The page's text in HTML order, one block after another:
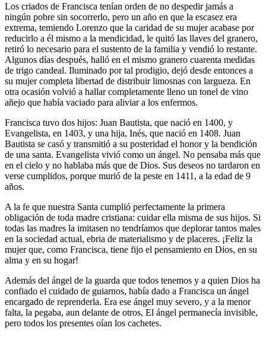
Los criados de Francisca tenían orden de no despedir jamás a
ningún pobre sin socorrerlo, pero un año en que la escasez era
extrema, temiendo Lorenzo que la caridad de su mujer acabase por
reducirlo a él mismo a la mendicidad, le quitó las llaves del granero,
retiró lo necesario para el sustento de la familia y vendió lo restante.
Algunos días después, halló en el mismo granero cuarenta medidas
de trigo candeal. Iluminado por tal prodigio, dejó desde entonces a
su mujer completa libertad de distribuir limosnas con largueza. En
otra ocasión volvió a hallar completamente lleno un tonel de vino
añejo que había vaciado para aliviar a los enfermos.
Francisca tuvo dos hijos: Juan Bautista, que nació en 1400, y
Evangelista, en 1403, y una hija, Inés, que nació en 1408. Juan
Bautista se casó y transmitió a su posteridad el honor y la bendición
de una santa. Evan­gelista vivió como un ángel. No pensaba más que
en el cielo y no hablaba más que de Dios. Sus deseos no tardaron en
verse cumplidos, porque murió de la peste en 1411, a la edad de 9
años.
A la fe que nuestra Santa cumplió perfectamente la primera
obligación de toda madre cristiana: cuidar ella misma de sus hijos. Si
todas las madres la imitasen no tendríamos que deplorar tantos males
en la sociedad actual, ebria de materialismo y de placeres. ¡Feliz la
mujer que, como Francisca, tiene fijo el pensamiento en Dios, en su
alma y en su hogar!
Además del ángel de la guarda que todos tenemos y a quien Dios ha
confiado el cuidado de guiarnos, había dado a Francisca un ángel
encargado de reprenderla. Era ese ángel muy severo, y a la menor
falta, la pe­gaba, aun delante de otros, El ángel permanecía invisible,
pero todos los presentes oían los cachetes.